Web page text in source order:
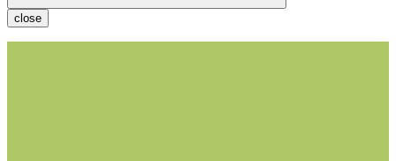
close